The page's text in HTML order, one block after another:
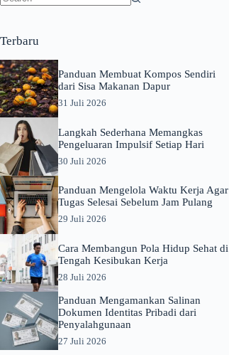
Terbaru
Panduan Membuat Kompos Sendiri
dari Sisa Makanan Dapur
31 Juli 2026
Langkah Sederhana Memangkas
Pengeluaran Impulsif Setiap Hari
30 Juli 2026
Panduan Mengelola Waktu Kerja Agar
Tugas Selesai Sebelum Jam Pulang
29 Juli 2026
Cara Membangun Pola Hidup Sehat di
Tengah Kesibukan Kerja
28 Juli 2026
Panduan Mengamankan Salinan
Dokumen Identitas Pribadi dari
Penyalahgunaan
27 Juli 2026